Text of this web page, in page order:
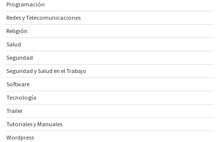
Programación
Redes y Telecomunicaciones
Religión
Salud
Seguridad
Seguridad y Salud en el Trabajo
Software
Tecnología
Trailer
Tutoriales y Manuales
Wordpress